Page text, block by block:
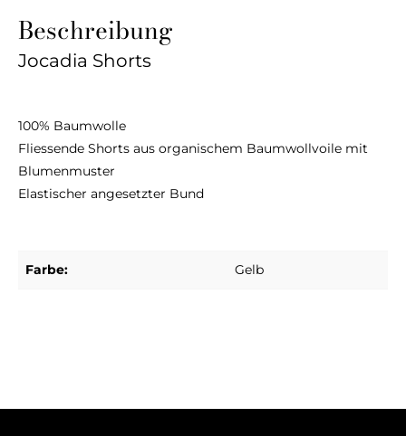
Beschreibung
Jocadia Shorts
100% Baumwolle
Fliessende Shorts aus organischem Baumwollvoile mit
Blumenmuster
Elastischer angesetzter Bund
Farbe: Gelb